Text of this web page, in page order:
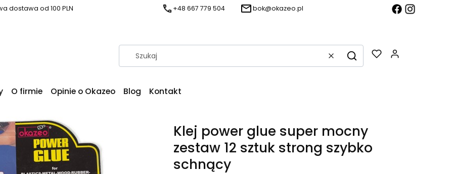
dostawa od 100 PLN +48 667 779 504 bok@okazeo.pl
WyczyśćSzukaj
O firmie Opinie o Okazeo Blog Kontakt
Klej power glue super mocny
zestaw 12 sztuk strong szybko
schnący